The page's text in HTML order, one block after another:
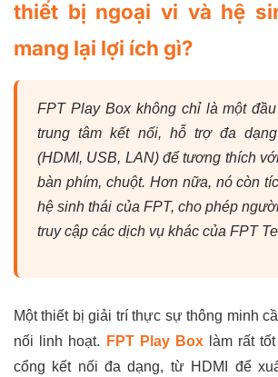
thiết bị ngoại vi và hệ
mang lại lợi ích gì?
FPT Play Box không chỉ là một
trung tâm kết nối, hỗ trợ đa
(HDMI, USB, LAN) để tương thích
bàn phím, chuột. Hơn nữa, nó còn
hệ sinh thái của FPT, cho phép
truy cập các dịch vụ khác của FPT
Một thiết bị giải trí thực sự thông minh
nối linh hoạt.
FPT Play Boxlàm rất
cổng kết nối đa dạng, từ HDMI để